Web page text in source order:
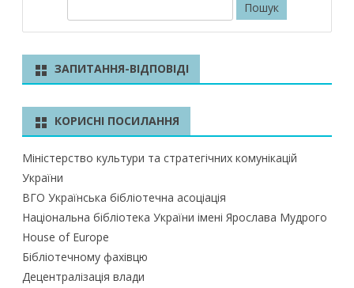
к
ЗАПИТАННЯ-ВІДПОВІДІ
КОРИСНІ ПОСИЛАННЯ
Міністерство культури та стратегічних комунікацій
України
ВГО Українська бібліотечна асоціація
Національна бібліотека України імені Ярослава Мудрого
House of Europe
Бібліотечному фахівцю
Децентралізація влади